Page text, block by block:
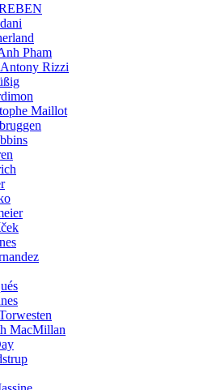
Pham
Antony Rizzi
Maillot
MacMillan